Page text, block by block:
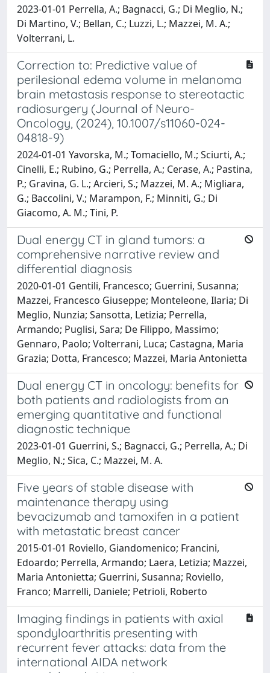
2023-01-01 Perrella, A.; Bagnacci, G.; Di Meglio, N.;
Di Martino, V.; Bellan, C.; Luzzi, L.; Mazzei, M. A.;
Volterrani, L.
Correction to: Predictive value of
perilesional edema volume in melanoma
brain metastasis response to stereotactic
radiosurgery (Journal of Neuro-
Oncology, (2024), 10.1007/s11060-024-
04818-9)
2024-01-01 Yavorska, M.; Tomaciello, M.; Sciurti, A.;
Cinelli, E.; Rubino, G.; Perrella, A.; Cerase, A.; Pastina,
P.; Gravina, G. L.; Arcieri, S.; Mazzei, M. A.; Migliara,
G.; Baccolini, V.; Marampon, F.; Minniti, G.; Di
Giacomo, A. M.; Tini, P.
Dual energy CT in gland tumors: a
comprehensive narrative review and
differential diagnosis
2020-01-01 Gentili, Francesco; Guerrini, Susanna;
Mazzei, Francesco Giuseppe; Monteleone, Ilaria; Di
Meglio, Nunzia; Sansotta, Letizia; Perrella,
Armando; Puglisi, Sara; De Filippo, Massimo;
Gennaro, Paolo; Volterrani, Luca; Castagna, Maria
Grazia; Dotta, Francesco; Mazzei, Maria Antonietta
Dual energy CT in oncology: benefits for
both patients and radiologists from an
emerging quantitative and functional
diagnostic technique
2023-01-01 Guerrini, S.; Bagnacci, G.; Perrella, A.; Di
Meglio, N.; Sica, C.; Mazzei, M. A.
Five years of stable disease with
maintenance therapy using
bevacizumab and tamoxifen in a patient
with metastatic breast cancer
2015-01-01 Roviello, Giandomenico; Francini,
Edoardo; Perrella, Armando; Laera, Letizia; Mazzei,
Maria Antonietta; Guerrini, Susanna; Roviello,
Franco; Marrelli, Daniele; Petrioli, Roberto
Imaging findings in patients with axial
spondyloarthritis presenting with
recurrent fever attacks: data from the
international AIDA network